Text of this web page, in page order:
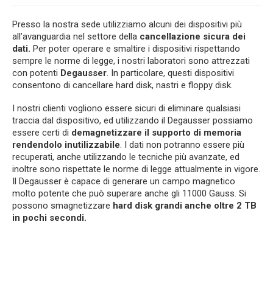
Presso la nostra sede utilizziamo alcuni dei dispositivi più
all’avanguardia nel settore della cancellazione sicura dei
dati. Per poter operare e smaltire i dispositivi rispettando
sempre le norme di legge, i nostri laboratori sono attrezzati
con potenti Degausser. In particolare, questi dispositivi
consentono di cancellare hard disk, nastri e floppy disk.
I nostri clienti vogliono essere sicuri di eliminare qualsiasi
traccia dal dispositivo, ed utilizzando il Degausser possiamo
essere certi di demagnetizzare il supporto di memoria
rendendolo inutilizzabile. I dati non potranno essere più
recuperati, anche utilizzando le tecniche più avanzate, ed
inoltre sono rispettate le norme di legge attualmente in vigore.
Il Degausser è capace di generare un campo magnetico
molto potente che può superare anche gli 11000 Gauss. Si
possono smagnetizzare hard disk grandi anche oltre 2 TB
in pochi secondi.